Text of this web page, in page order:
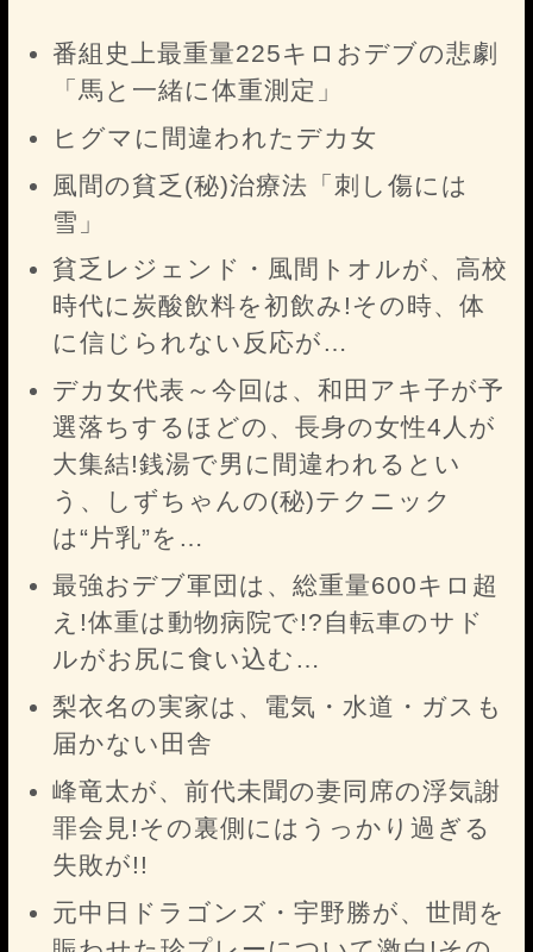
番組史上最重量225キロおデブの悲劇
「馬と一緒に体重測定」
ヒグマに間違われたデカ女
風間の貧乏(秘)治療法「刺し傷には
雪」
貧乏レジェンド・風間トオルが、高校
時代に炭酸飲料を初飲み!その時、体
に信じられない反応が…
デカ女代表～今回は、和田アキ子が予
選落ちするほどの、長身の女性4人が
大集結!銭湯で男に間違われるとい
う、しずちゃんの(秘)テクニック
は“片乳”を…
最強おデブ軍団は、総重量600キロ超
え!体重は動物病院で!?自転車のサド
ルがお尻に食い込む…
梨衣名の実家は、電気・水道・ガスも
届かない田舎
峰竜太が、前代未聞の妻同席の浮気謝
罪会見!その裏側にはうっかり過ぎる
失敗が!!
元中日ドラゴンズ・宇野勝が、世間を